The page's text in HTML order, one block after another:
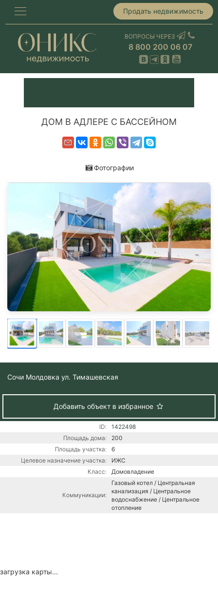
Продать недвижимость
ВОПРОСЫ ЧЕРЕЗ
8 800 200 06 07
ДОМ В АДЛЕРЕ С БАССЕЙНОМ
Фотографии
Сочи Молдовка ул. Тимашевская
Добавить объект в избранное
ID:
1422498
Площадь дома:
200
Площадь участка:
6
Целевое назначение участка:
ИЖС
Класс:
Домовладение
Коммуникации:
Газовый котел / Центральная
канализация / Центральное
водоснабжение / Центральное
отопление
загрузка карты...